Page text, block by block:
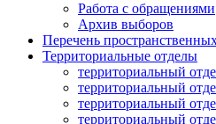
Работа с обращениями
Архив выборов
Перечень
Территориальные отделы
территориальный
территориальный
территориальный
территориальный